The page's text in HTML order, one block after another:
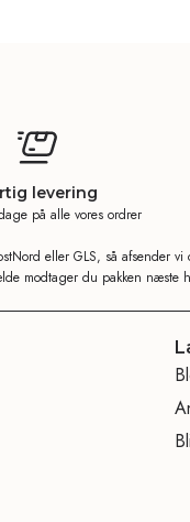
levering
på alle vores ordrer
eller GLS, så afsender vi
modtager du pakken næste